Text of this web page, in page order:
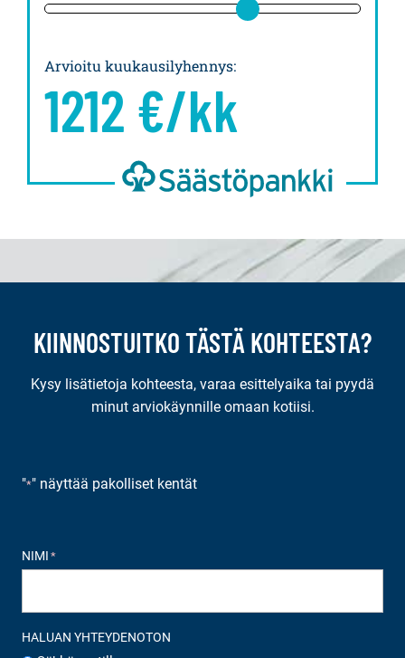
Arvioitu kuukausilyhennys:
1212 €/kk
KIINNOSTUITKO TÄSTÄ KOHTEESTA?
Kysy lisätietoja kohteesta, varaa esittelyaika tai pyydä
minut arviokäynnille omaan kotiisi.
"*" näyttää pakolliset kentät
NIMI *
HALUAN YHTEYDENOTON